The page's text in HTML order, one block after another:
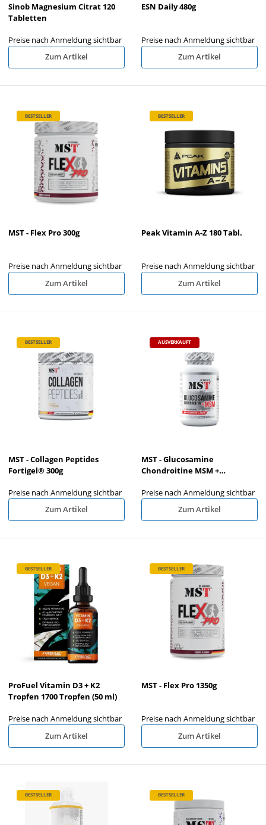
Sinob Magnesium Citrat 120
Tabletten
Preise nach Anmeldung sichtbar
Zum Artikel
ESN Daily 480g
Preise nach Anmeldung sichtbar
Zum Artikel
BESTSELLER
MST - Flex Pro 300g
Preise nach Anmeldung sichtbar
Zum Artikel
BESTSELLER
Peak Vitamin A-Z 180 Tabl.
Preise nach Anmeldung sichtbar
Zum Artikel
BESTSELLER
MST - Collagen Peptides
Fortigel® 300g
Preise nach Anmeldung sichtbar
Zum Artikel
AUSVERKAUFT
MST - Glucosamine
Chondroitine MSM +
Preise nach Anmeldung sichtbar
Zum Artikel
BESTSELLER
ProFuel Vitamin D3 + K2
Tropfen 1700 Tropfen (50 ml)
Preise nach Anmeldung sichtbar
Zum Artikel
BESTSELLER
MST - Flex Pro 1350g
Preise nach Anmeldung sichtbar
Zum Artikel
BESTSELLER BESTSELLER